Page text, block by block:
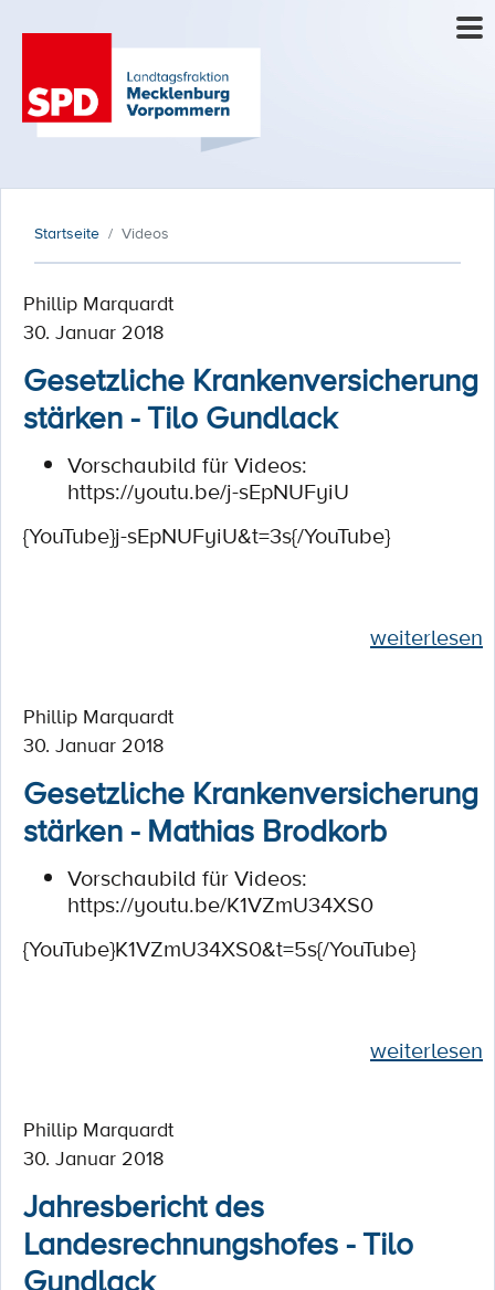
Startseite Videos
Phillip Marquardt
30. Januar 2018
Gesetzliche Krankenversicherung
stärken - Tilo Gundlack
Vorschaubild für Videos:
https://youtu.be/j-sEpNUFyiU
{YouTube}j-sEpNUFyiU&t=3s{/YouTube}
weiterlesen
Phillip Marquardt
30. Januar 2018
Gesetzliche Krankenversicherung
stärken - Mathias Brodkorb
Vorschaubild für Videos:
https://youtu.be/K1VZmU34XS0
{YouTube}K1VZmU34XS0&t=5s{/YouTube}
weiterlesen
Phillip Marquardt
30. Januar 2018
Jahresbericht des
Landesrechnungshofes - Tilo
Gundlack